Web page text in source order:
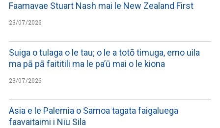
Faamavae Stuart Nash mai le New Zealand First
23/07/2026
Suiga o tulaga o le tau; o le a totō timuga, emo uila
ma pā pā faititili ma le pa’ū mai o le kiona
23/07/2026
Asia e le Palemia o Samoa tagata faigaluega
faavaitaimi i Niu Sila